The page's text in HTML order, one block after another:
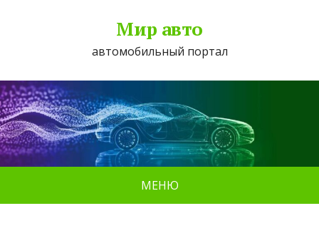
Мир авто
автомобильный портал
МЕНЮ